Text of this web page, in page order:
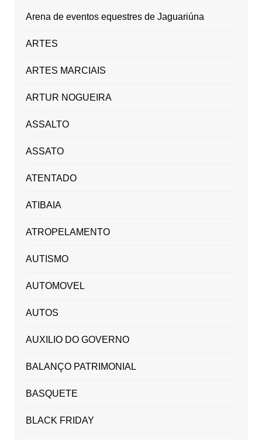
Arena de eventos equestres de Jaguariúna
ARTES
ARTES MARCIAIS
ARTUR NOGUEIRA
ASSALTO
ASSATO
ATENTADO
ATIBAIA
ATROPELAMENTO
AUTISMO
AUTOMOVEL
AUTOS
AUXILIO DO GOVERNO
BALANÇO PATRIMONIAL
BASQUETE
BLACK FRIDAY